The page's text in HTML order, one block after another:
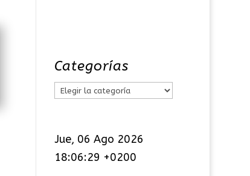
Categorías
C
e
g
Jue, 06 Ago 2026
18:06:29 +0200